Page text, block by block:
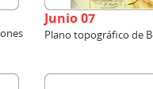
Junio 07
Plano topográfico de